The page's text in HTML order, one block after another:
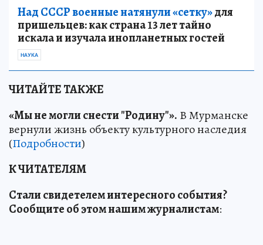
Над СССР военные натянули «сетку»для
пришельцев: как страна 13 лет тайно
искала и изучала инопланетных гостей
НАУКА
ЧИТАЙТЕ ТАКЖЕ
«Мы не могли снести "Родину"». В Мурманске
вернули жизнь объекту культурного наследия
(Подробности)
К ЧИТАТЕЛЯМ
Стали свидетелем интересного события?
Сообщите об этом нашим журналистам: